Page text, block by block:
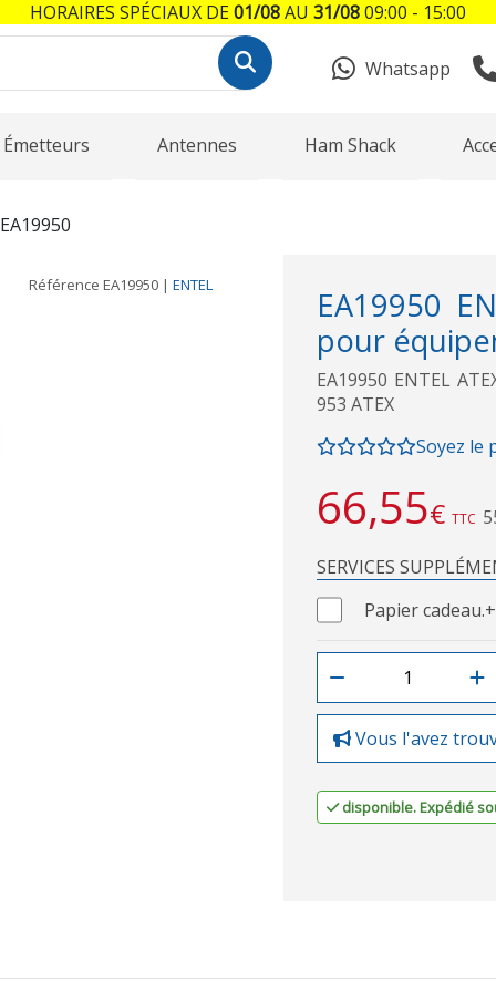
Whatsapp
Émetteurs Antennes Ham Shack
Référence EA19950 | ENTEL
EA19950
pour
EA19950 ENTEL
953 ATEX
Soyez le
66,55€ TTC
SERVICES
Papier cadeau.
Vous l'avez
disponible. Expédié
HORAIRES SPÉCIAUX DE01/08AU 31/0809:00 - 15:00